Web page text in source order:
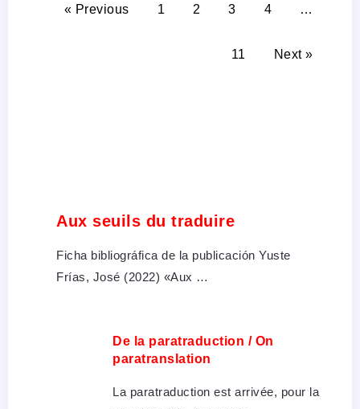
« Previous 1 2 3 4 …
11 Next »
Aux seuils du traduire
Ficha bibliográfica de la publicación Yuste
Frías, José (2022) «Aux …
De la paratraduction / On
paratranslation
La paratraduction est arrivée, pour la